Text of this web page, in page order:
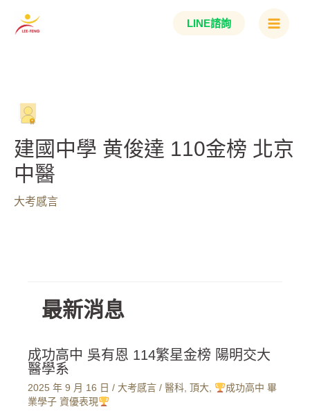
LINE諮詢
Main
建國中學 黄俊達 110金榜 北京
中醫
大考感言
最新消息
成功高中 吳有恩 114繁星金榜 陽明交大
醫學系
2025 年 9 月 16 日 / 大考感言 / 醫科, 頂大,
成功高中 畢
業學子 資優表現